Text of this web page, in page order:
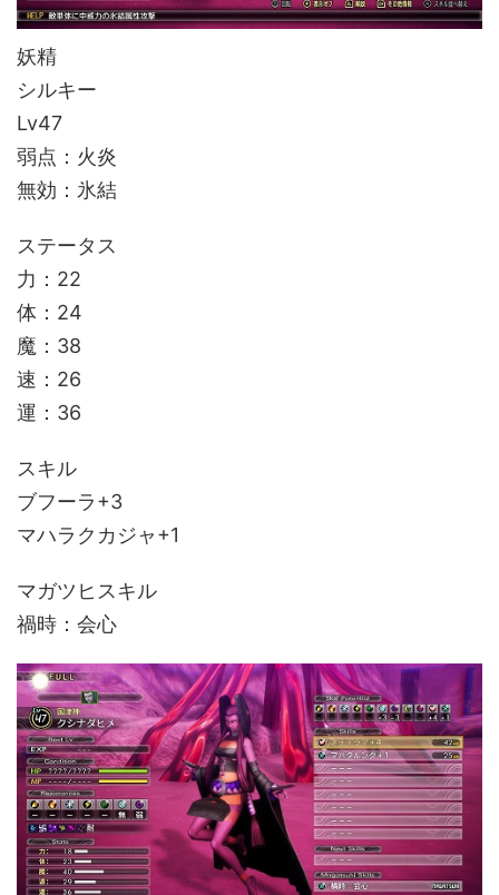
妖精
シルキー
Lv47
弱点：火炎
無効：氷結
ステータス
力：22
体：24
魔：38
速：26
運：36
スキル
ブフーラ+3
マハラクカジャ+1
マガツヒスキル
禍時：会心